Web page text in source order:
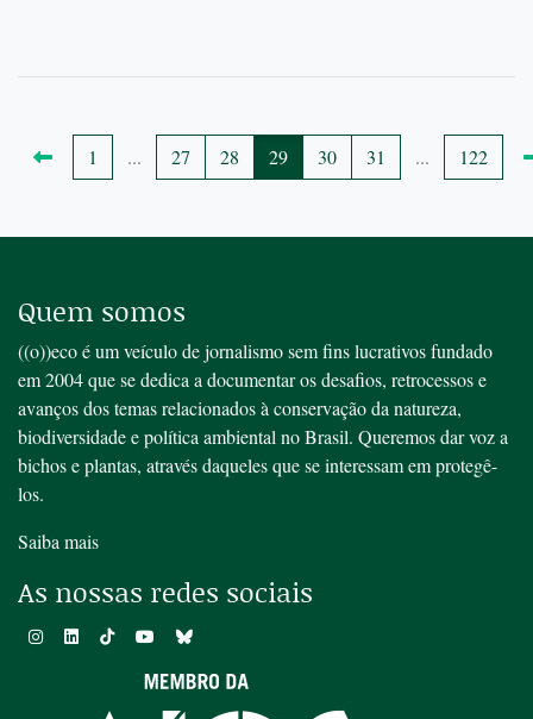
1 ... 27 28 29 30 31 ... 122
Quem somos
((o))eco é um veículo de jornalismo sem fins lucrativos fundado
em 2004 que se dedica a documentar os desafios, retrocessos e
avanços dos temas relacionados à conservação da natureza,
biodiversidade e política ambiental no Brasil. Queremos dar voz a
bichos e plantas, através daqueles que se interessam em protegê-
los.
Saiba mais
As nossas redes sociais